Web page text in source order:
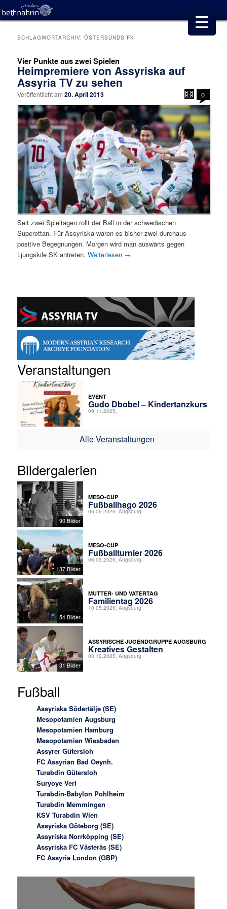
SCHLAGWORTARCHIV:ÖSTERSUNDS FK
Vier Punkte aus zwei Spielen
Heimpremiere von Assyriska auf
Assyria TV zu sehen
Veröffentlicht am20. April 2013 0
Seit zwei Spieltagen rollt der Ball in der schwedischen
Superettan. Für Assyriska waren es bisher zwei durchaus
positive Begegnungen. Morgen wird man auswärts gegen
Ljungskile SK antreten.Weiterlesen →
Veranstaltungen
EVENT
Gudo Dbobel – Kindertanzkurs
09.11.2025,
Alle Veranstaltungen
Bildergalerien
90 Bilder
MESO-CUP
Fußballhago 2026
06.06.2026, Augsburg
137 Bilder
MESO-CUP
Fußballturnier 2026
06.06.2026, Augsburg
54 Bilder
MUTTER- UND VATERTAG
Familientag 2026
10.05.2026, Augsburg
31 Bilder
ASSYRISCHE JUGENDGRUPPE AUGSBURG
Kreatives Gestalten
03.12.2025, Augsburg
Fußball
Assyriska Södertälje (SE)
Mesopotamien Augsburg
Mesopotamien Hamburg
Mesopotamien Wiesbaden
Assyrer Gütersloh
FC Assyrian Bad Oeynh.
Turabdin Gütersloh
Suryoye Verl
Turabdin-Babylon Pohlheim
Turabdin Memmingen
KSV Turabdin Wien
Assyriska Göteborg (SE)
Assyriska Norrköpping (SE)
Assyriska FC Västerås (SE)
FC Assyria London (GBP)